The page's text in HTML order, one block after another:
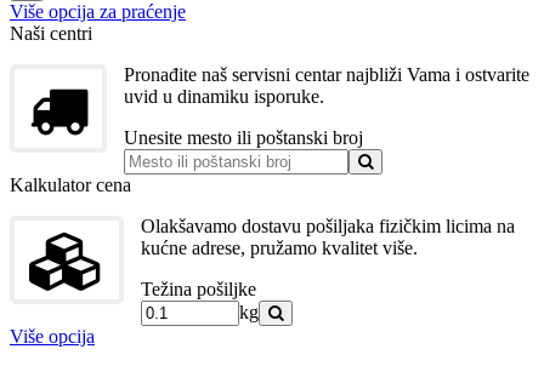
Više opcija za praćenje
Naši centri
Pronađite naš servisni centar najbliži Vama i ostvarite
uvid u dinamiku isporuke.
Unesite mesto ili poštanski broj
Kalkulator cena
Olakšavamo dostavu pošiljaka fizičkim licima na
kućne adrese, pružamo kvalitet više.
Težina pošiljke
kg
Više opcija